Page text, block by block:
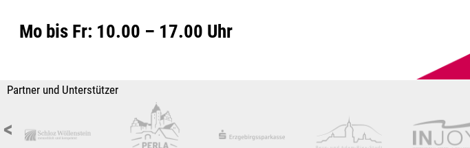
Mo bis Fr: 10.00 – 17.00 Uhr
Partner und Unterstützer
<